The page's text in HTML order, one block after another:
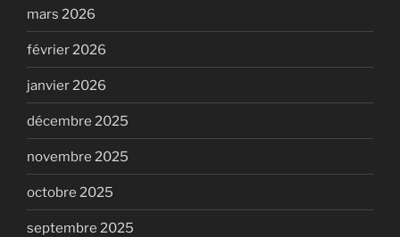
mars 2026
février 2026
janvier 2026
décembre 2025
novembre 2025
octobre 2025
septembre 2025